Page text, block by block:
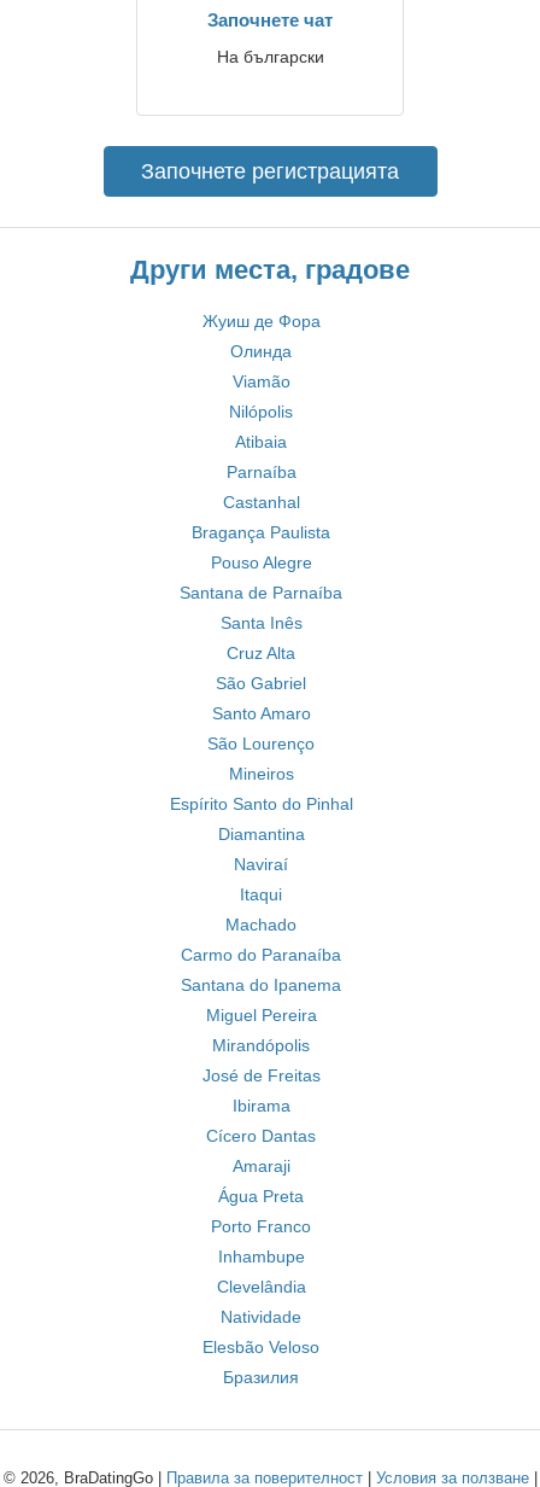
Започнете чат
На български
Започнете регистрацията
Други места, градове
Жуиш дe Фора
Олинда
Viamão
Nilópolis
Atibaia
Parnaíba
Castanhal
Bragança Paulista
Pouso Alegre
Santana de Parnaíba
Santa Inês
Cruz Alta
São Gabriel
Santo Amaro
São Lourenço
Mineiros
Espírito Santo do Pinhal
Diamantina
Naviraí
Itaqui
Machado
Carmo do Paranaíba
Santana do Ipanema
Miguel Pereira
Mirandópolis
José de Freitas
Ibirama
Cícero Dantas
Amaraji
Água Preta
Porto Franco
Inhambupe
Clevelândia
Natividade
Elesbão Veloso
Бразилия
© 2026, BraDatingGo | Правила за поверителност| Условия за ползване|